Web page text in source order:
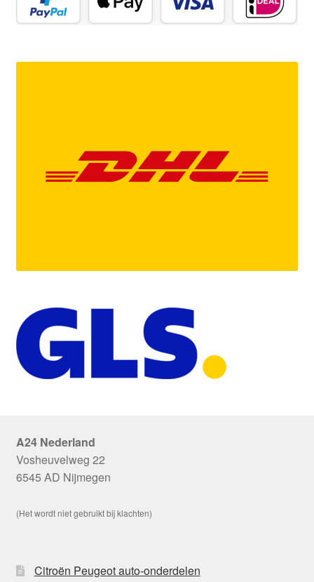
A24 Nederland
Vosheuvelweg 22
6545 AD Nijmegen
(Het wordt niet gebruikt bij klachten)
Citroën Peugeot auto-onderdelen